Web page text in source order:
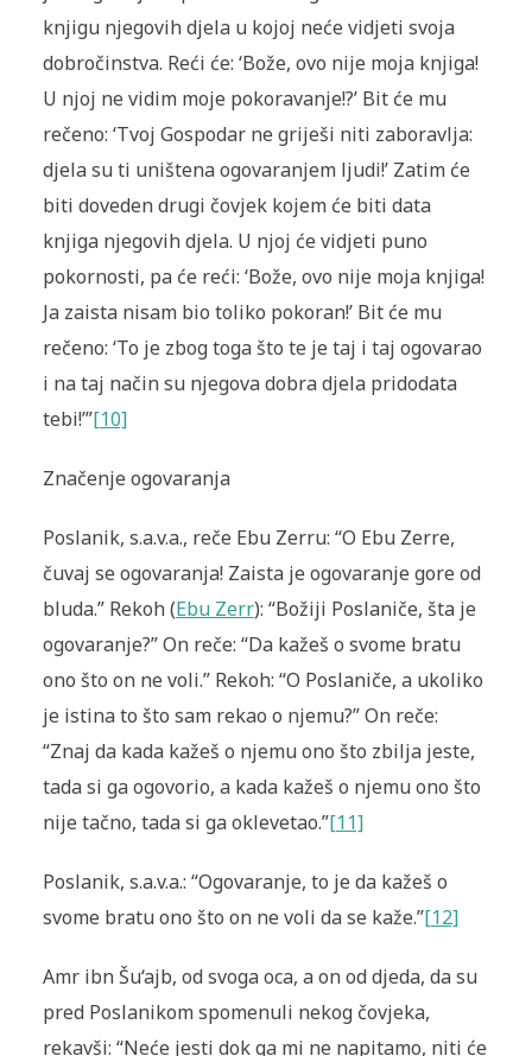
knjigu njegovih djela u kojoj neće vidjeti svoja
dobročinstva. Reći će: ‘Bože, ovo nije moja knjiga!
U njoj ne vidim moje pokoravanje!?’ Bit će mu
rečeno: ‘Tvoj Gospodar ne griješi niti zaborav­lja:
djela su ti uništena ogovaranjem ljudi!’ Zatim će
biti doveden drugi čovjek kojem će biti data
knjiga njegovih djela. U njoj će vidjeti puno
pokornosti, pa će reći: ‘Bože, ovo nije moja knjiga!
Ja zaista nisam bio to­liko pokoran!’ Bit će mu
rečeno: ‘To je zbog toga što te je taj i taj ogova­rao
i na taj način su njegova dobra djela pridodata
tebi!’”[10]
Značenje ogovaranja
Poslanik, s.a.v.a., reče Ebu Zerru: “O Ebu Zerre,
čuvaj se ogovaranja! Zaista je ogovaranje gore od
bluda.” Rekoh (Ebu Zerr): “Božiji Poslaniče, šta je
ogovaranje?” On reče: “Da kažeš o svome bratu
ono što on ne voli.” Rekoh: “O Poslaniče, a ukoliko
je istina to što sam rekao o njemu?” On reče:
“Znaj da kada kažeš o njemu ono što zbilja jeste,
tada si ga ogovorio, a kada kažeš o njemu ono što
nije tačno, tada si ga ok­levetao.”[11]
Poslanik, s.a.v.a.: “Ogovaranje, to je da kažeš o
svome bratu ono što on ne voli da se kaže.”[12]
Amr ibn Šu‘ajb, od svoga oca, a on od djeda, da su
pred Poslanikom spomenuli nekog čovjeka,
rekavši: “Neće jesti dok ga mi ne napitamo, niti će